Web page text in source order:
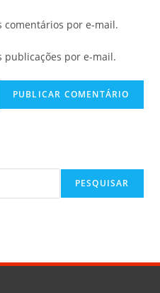
comentários por e-mail.
publicações por e-mail.
PESQUISAR